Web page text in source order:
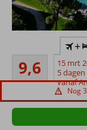
een
mooi
privé
9,6
Uitmuntend
24
beoordelingen
+
15 mrt
5
vanaf
Nog